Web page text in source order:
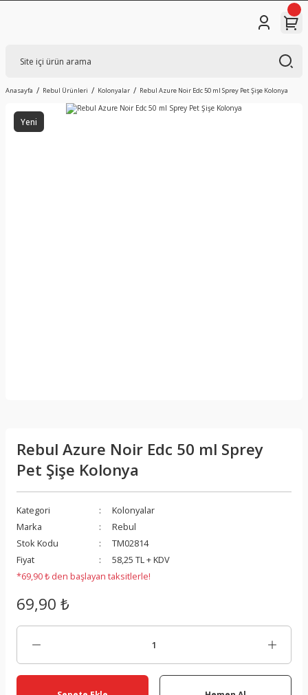
Anasayfa Rebul Ürünleri Kolonyalar Rebul Azure Noir Edc 50 ml Sprey Pet Şişe Kolonya
Yeni
Rebul Azure Noir Edc 50 ml Sprey
Pet Şişe Kolonya
Kategori
Kolonyalar
Marka
Rebul
Stok Kodu
TM02814
Fiyat
58,25 TL + KDV
*69,90 ₺ den başlayan taksitlerle!
69,90 ₺